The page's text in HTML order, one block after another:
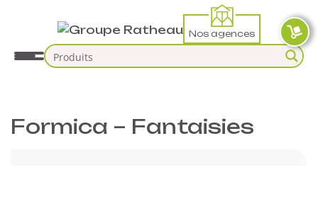
Nos agences
Formica – Fantaisies